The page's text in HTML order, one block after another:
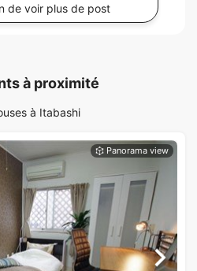
de voir plus de post
à proximité
à Itabashi